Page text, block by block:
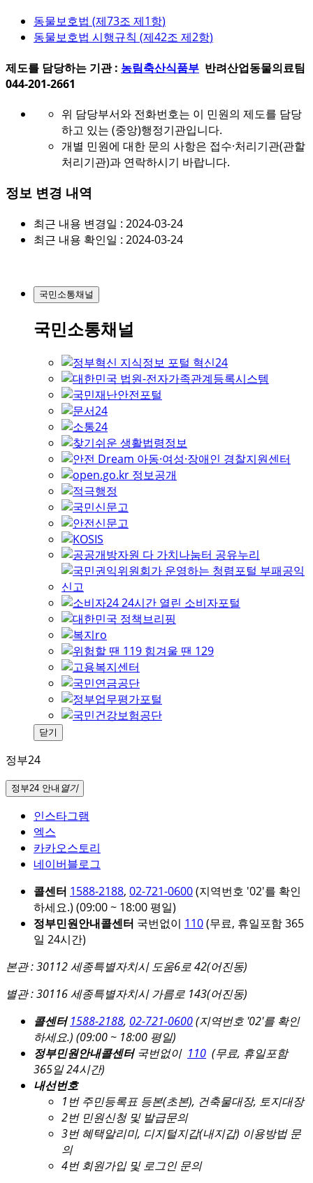
동물보호법 (제73조 제1항)
동물보호법 시행규칙 (제42조 제2항)
제도를 담당하는 기관 : 농림축산식품부 반려산업동물의료팀
044-201-2661
위 담당부서와 전화번호는 이 민원의 제도를 담당
하고 있는 (중앙)행정기관입니다.
개별 민원에 대한 문의 사항은 접수·처리기관(관할
처리기관)과 연락하시기 바랍니다.
정보 변경 내역
최근 내용 변경일 : 2024-03-24
최근 내용 확인일 : 2024-03-24
국민소통채널
국민소통채널
닫기
정부24
정부24 안내 열기
인스타그램
엑스
카카오스토리
네이버블로그
콜센터 1588-2188, 02-721-0600(지역번호 '02'를 확인
하세요.) (09:00 ~ 18:00 평일)
정부민원안내콜센터 국번없이 110(무료, 휴일포함 365
일 24시간)
본관 : 30112 세종특별자치시 도움6로 42(어진동)
별관 : 30116 세종특별자치시 가름로 143(어진동)
콜센터 1588-2188, 02-721-0600(지역번호 '02'를 확인
하세요.) (09:00 ~ 18:00 평일)
정부민원안내콜센터국번없이 110 (무료, 휴일포함
365일 24시간)
내선번호
1번 주민등록표 등본(초본), 건축물대장, 토지대장
2번 민원신청 및 발급문의
3번 혜택알리미, 디지털지갑(내지갑) 이용방법 문
의
4번 회원가입 및 로그인 문의